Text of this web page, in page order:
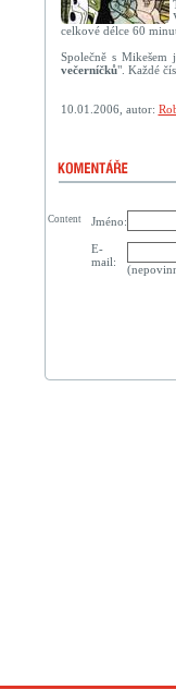
celkové délce 60
Společně s
večerníčků". Každé
10.01.2006, autor:
Jméno:
E-
mail:
Content